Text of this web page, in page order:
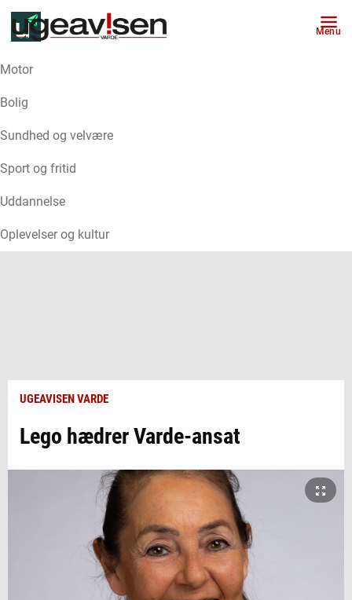
Menu
Motor
Bolig
Sundhed og velvære
Sport og fritid
Uddannelse
Oplevelser og kultur
UGEAVISEN VARDE
Lego hædrer Varde-ansat